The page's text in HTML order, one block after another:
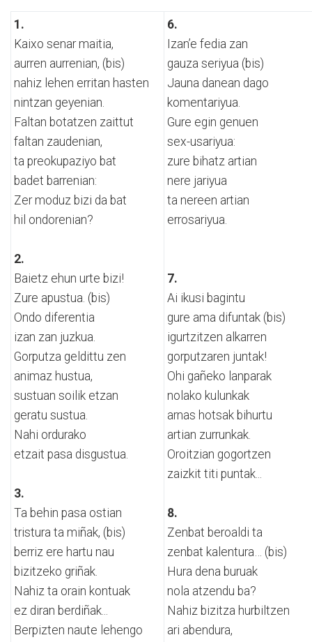
1.
Kaixo senar maitia,
aurren aurrenian, (bis)
nahiz lehen erritan hasten
nintzan geyenian.
Faltan botatzen zaittut
faltan zaudenian,
ta preokupaziyo bat
badet barrenian:
Zer moduz bizi da bat
hil ondorenian?
2.
Baietz ehun urte bizi!
Zure apustua. (bis)
Ondo diferentia
izan zan juzkua.
Gorputza geldittu zen
animaz hustua,
sustuan soilik etzan
geratu sustua.
Nahi ordurako
etzait pasa disgustua.
3.
Ta behin pasa ostian
tristura ta miñak, (bis)
berriz ere hartu nau
bizitzeko griñak.
Nahiz ta orain kontuak
ez diran berdiñak...
Berpizten naute lehengo
6.
Izan’e fedia zan
gauza seriyua (bis)
Jauna danean dago
komentariyua.
Gure egin genuen
sex-usariyua:
zure bihatz artian
nere jariyua
ta nereen artian
errosariyua.
7.
Ai ikusi bagintu
gure ama difuntak (bis)
igurtzitzen alkarren
gorputzaren juntak!
Ohi gañeko lanparak
nolako kulunkak
arnas hotsak bihurtu
artian zurrunkak.
Oroitzian gogortzen
zaizkit titi puntak...
8.
Zenbat beroaldi ta
zenbat kalentura… (bis)
Hura dena buruak
nola atzendu ba?
Nahiz bizitza hurbiltzen
ari abendura,